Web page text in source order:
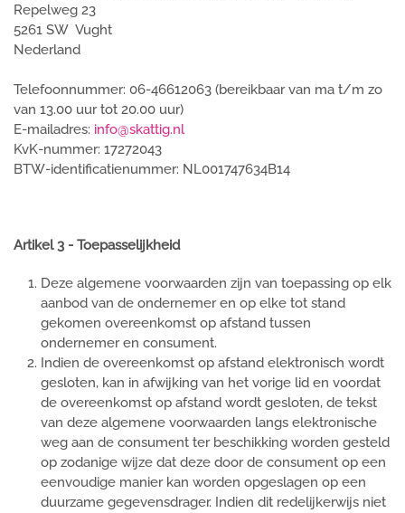
Repelweg 23
5261 SW Vught
Nederland
Telefoonnummer: 06-46612063 (bereikbaar van ma t/m zo
van 13.00 uur tot 20.00 uur)
E-mailadres: info@skattig.nl
KvK-nummer: 17272043
BTW-identificatienummer: NL001747634B14
Artikel 3 - Toepasselijkheid
Deze algemene voorwaarden zijn van toepassing op elk
aanbod van de ondernemer en op elke tot stand
gekomen overeenkomst op afstand tussen
ondernemer en consument.
Indien de overeenkomst op afstand elektronisch wordt
gesloten, kan in afwijking van het vorige lid en voordat
de overeenkomst op afstand wordt gesloten, de tekst
van deze algemene voorwaarden langs elektronische
weg aan de consument ter beschikking worden gesteld
op zodanige wijze dat deze door de consument op een
eenvoudige manier kan worden opgeslagen op een
duurzame gegevensdrager. Indien dit redelijkerwijs niet